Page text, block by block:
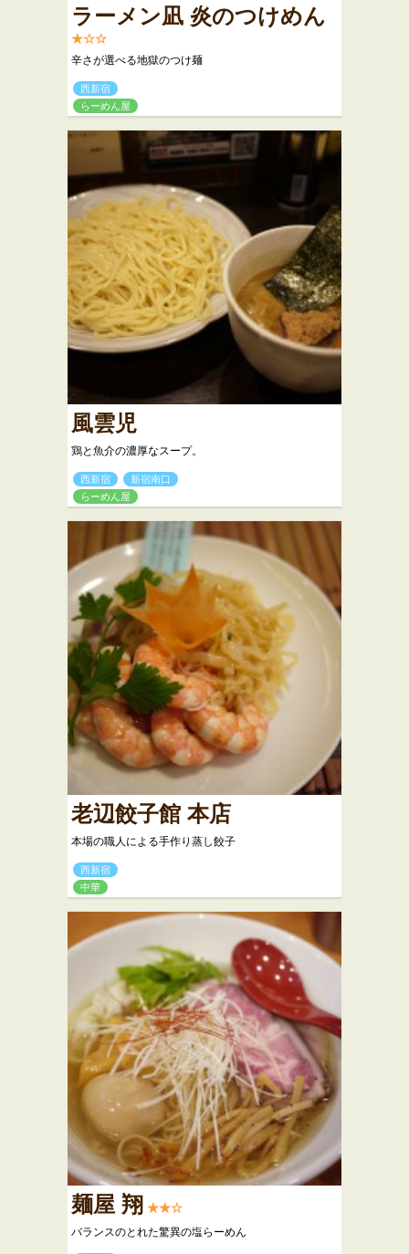
ラーメン凪 炎のつけめん
★☆☆
辛さが選べる地獄のつけ麺
西新宿
らーめん屋
風雲児
鶏と魚介の濃厚なスープ。
西新宿
新宿南口
らーめん屋
老辺餃子館 本店
本場の職人による手作り蒸し餃子
西新宿
中華
麺屋 翔 ★★☆
バランスのとれた驚異の塩らーめん